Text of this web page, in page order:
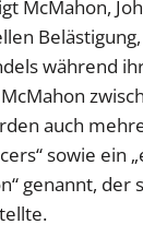
McMahon,
während
auch
sowie ein
genannt, der